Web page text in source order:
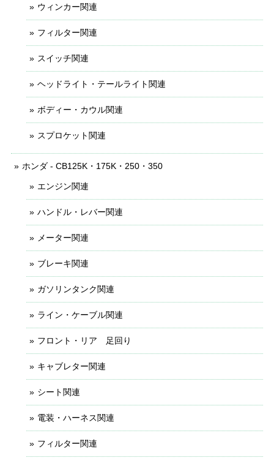
ウィンカー関連
フィルター関連
スイッチ関連
ヘッドライト・テールライト関連
ボディー・カウル関連
スプロケット関連
ホンダ - CB125K・175K・250・350
エンジン関連
ハンドル・レバー関連
メーター関連
ブレーキ関連
ガソリンタンク関連
ライン・ケーブル関連
フロント・リア 足回り
キャブレター関連
シート関連
電装・ハーネス関連
フィルター関連